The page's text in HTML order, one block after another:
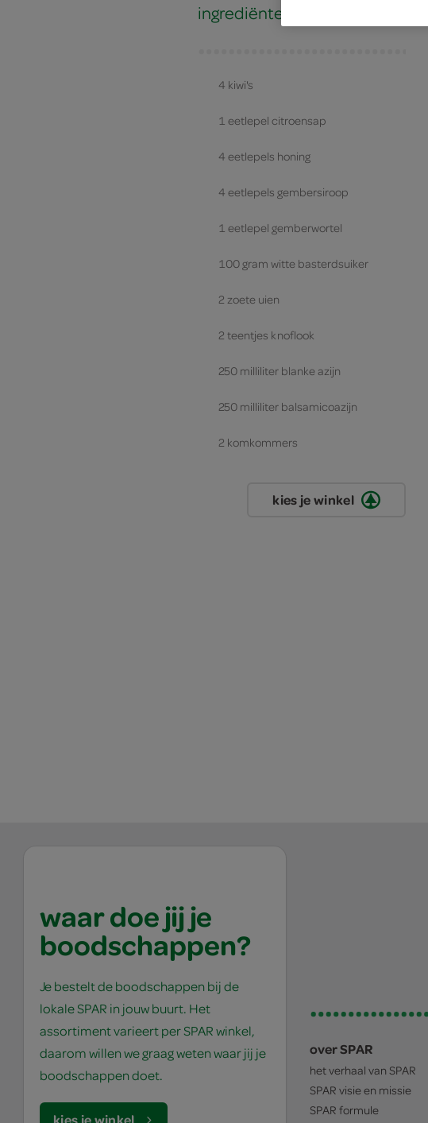
ingrediënten
4 kiwi's
1 eetlepel citroensap
4 eetlepels honing
4 eetlepels gembersiroop
1 eetlepel gemberwortel
100 gram witte basterdsuiker
2 zoete uien
2 teentjes knoflook
250 milliliter blanke azijn
250 milliliter balsamicoazijn
2 komkommers
kies je winkel
waar doe jij je
boodschappen?
Je bestelt de boodschappen bij de
lokale SPAR in jouw buurt. Het
assortiment varieert per SPAR winkel,
daarom willen we graag weten waar jij je
boodschappen doet.
over SPAR
het verhaal van SPAR
SPAR visie en missie
SPAR formule